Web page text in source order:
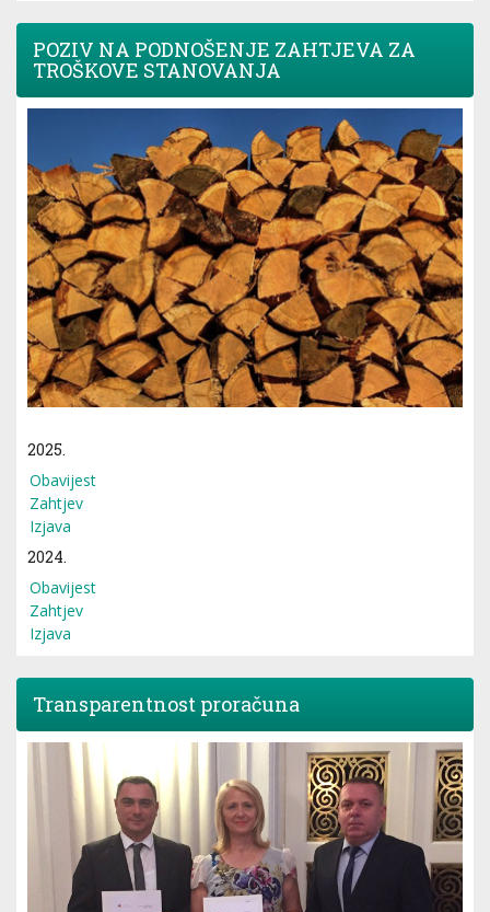
POZIV NA PODNOŠENJE ZAHTJEVA ZA
TROŠKOVE STANOVANJA
2025.
Obavijest
Zahtjev
Izjava
2024.
Obavijest
Zahtjev
Izjava
Transparentnost proračuna